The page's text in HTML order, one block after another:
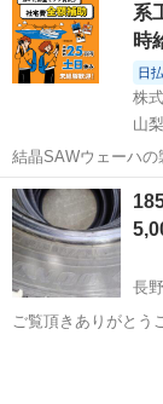
系
時
日
株
山
結晶SAWウェーハ
120日＆土日祝休み
◎正社員登用制度あ
人気の工場のお仕事
山梨 国母駅
長
ご覧頂きありがとうございます。 185/